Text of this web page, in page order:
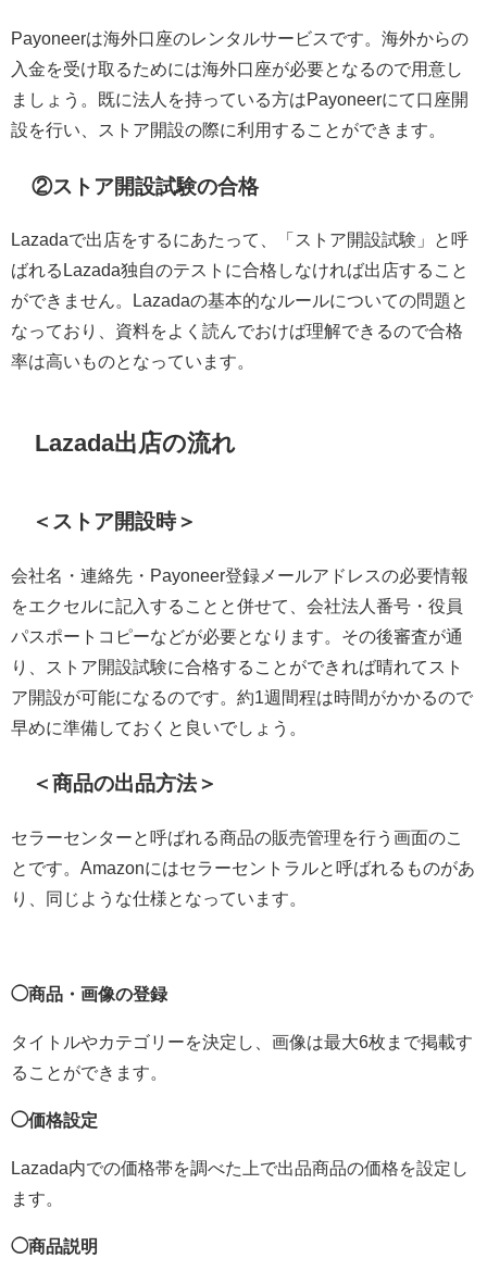
Payoneerは海外口座のレンタルサービスです。海外からの
入金を受け取るためには海外口座が必要となるので用意し
ましょう。既に法人を持っている方はPayoneerにて口座開
設を行い、ストア開設の際に利用することができます。
②ストア開設試験の合格
Lazadaで出店をするにあたって、「ストア開設試験」と呼
ばれるLazada独自のテストに合格しなければ出店すること
ができません。Lazadaの基本的なルールについての問題と
なっており、資料をよく読んでおけば理解できるので合格
率は高いものとなっています。
Lazada出店の流れ
＜ストア開設時＞
会社名・連絡先・Payoneer登録メールアドレスの必要情報
をエクセルに記入することと併せて、会社法人番号・役員
パスポートコピーなどが必要となります。その後審査が通
り、ストア開設試験に合格することができれば晴れてスト
ア開設が可能になるのです。約1週間程は時間がかかるので
早めに準備しておくと良いでしょう。
＜商品の出品方法＞
セラーセンターと呼ばれる商品の販売管理を行う画面のこ
とです。Amazonにはセラーセントラルと呼ばれるものがあ
り、同じような仕様となっています。
◯商品・画像の登録
タイトルやカテゴリーを決定し、画像は最大6枚まで掲載す
ることができます。
◯価格設定
Lazada内での価格帯を調べた上で出品商品の価格を設定し
ます。
◯商品説明